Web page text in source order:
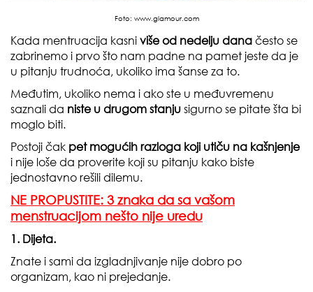
Foto: www.glamour.com
Kada mentruacija kasni više od nedelju dana često se
zabrinemo i prvo što nam padne na pamet jeste da je
u pitanju trudnoća, ukoliko ima šanse za to.
Međutim, ukoliko nema i ako ste u međuvremenu
saznali da niste u drugom stanju sigurno se pitate šta bi
moglo biti.
Postoji čak pet mogućih razloga koji utiču na kašnjenje
i nije loše da proverite koji su pitanju kako biste
jednostavno rešili dilemu.
NE PROPUSTITE: 3 znaka da sa vašom
menstruacijom nešto nije uredu
1. Dijeta.
Znate i sami da izgladnjivanje nije dobro po
organizam, kao ni prejedanje.